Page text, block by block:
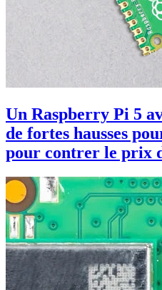
Un Raspberry Pi 5
de fortes hausses
pour contrer le prix